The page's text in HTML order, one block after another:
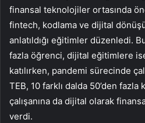
finansal teknolojiler ortasında
fintech, kodlama ve dijital
anlatıldığı eğitimler düzenledi.
fazla öğrenci, dijital eğitimlere
katılırken, pandemi sürecinde
TEB, 10 farklı dalda 50’den
çalışanına da dijital olarak
verdi.